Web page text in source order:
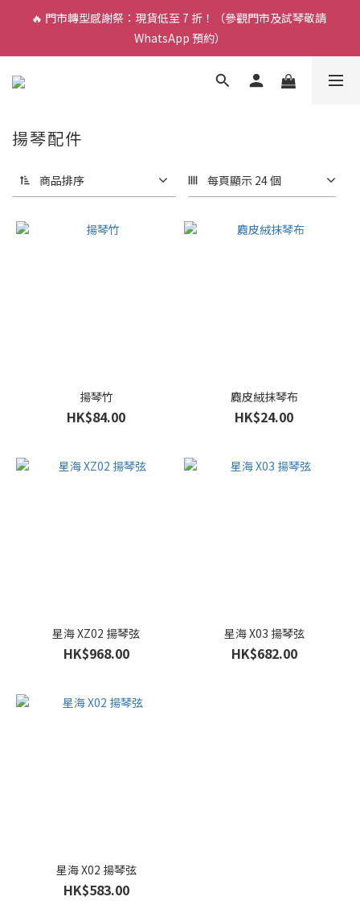
🎵 新生限時：$200 試堂優惠（包樂器借用）
🔥 門市轉型感謝祭：現貨低至 7 折！（參觀門市及試琴敬請
WhatsApp 預約）
🎵 新生限時：$200 試堂優惠（包樂器借用）
揚琴配件
商品排序 每頁顯示 24 個
揚琴竹
HK$84.00
麑皮絨抹琴布
HK$24.00
星海 XZ02 揚琴弦
HK$968.00
星海 X03 揚琴弦
HK$682.00
星海 X02 揚琴弦
HK$583.00